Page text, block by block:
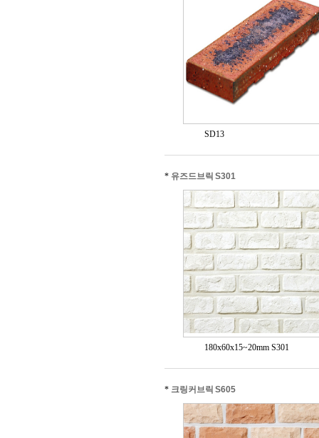
SD13
* 유즈드브릭 S301
180x60x15~20mm S301
* 크링커브릭 S605